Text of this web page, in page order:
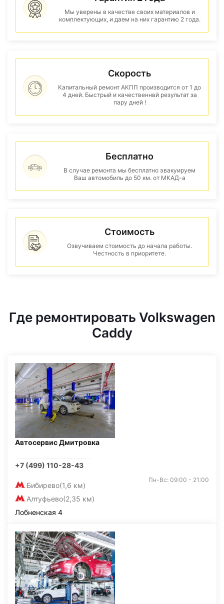
Мы уверены в качестве своих материалов и
комплектующих, и даем на них гарантию 2 года.
Скорость
Капитальный ремонт АКПП производится от 1 до
4 дней. Быстрый и качественнвй результат за
пару дней !
Бесплатно
В случае ремонта мы бесплатно эвакуируем
Ваш автомобиль до 50 км. от МКАД-а
Стоимость
Озвучиваем стоимость до начала работы.
Честность в приоритете.
Где ремонтировать Volkswagen
Caddy
Автосервис Дмитровка
+7 (499) 110-28-43
Бибирево(1,6 км)
Алтуфьево(2,35 км)
Пн-Вс: 09:00 - 21:00
Лобненская 4